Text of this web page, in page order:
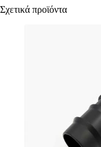
Σχετικά προϊόντα